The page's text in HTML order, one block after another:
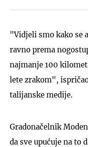
"Vidjeli smo kako se
ravno prema
najmanje 100
lete zrakom",
talijanske medije.
Gradonačelnik
da sve upućuje na to